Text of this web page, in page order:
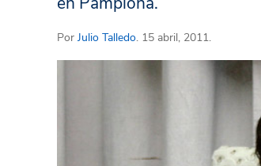
Por Julio Talledo. 15 abril, 2011.